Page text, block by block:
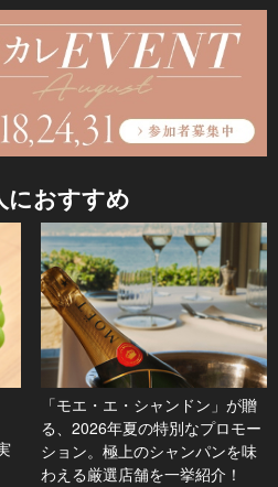
におすすめ
「モエ・エ・シャンドン」が贈
る、2026年夏の特別なプロモー
ション。極上のシャンパンを味
わえる厳選店舗を一挙紹介！